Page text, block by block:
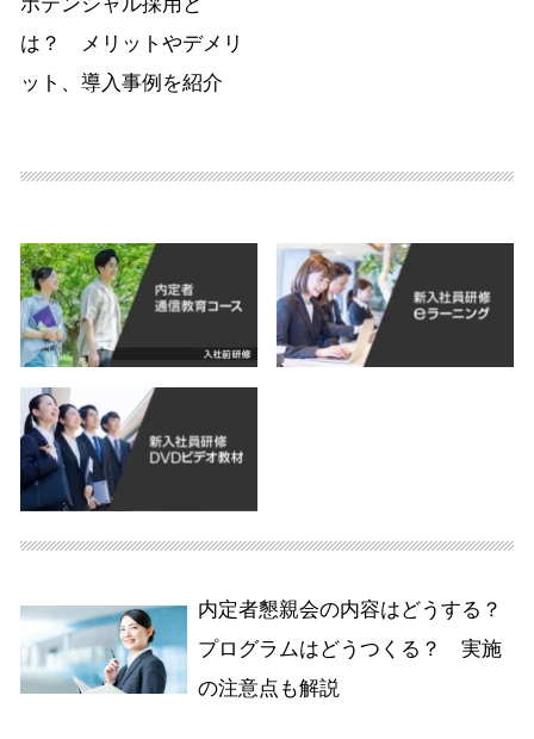
ポテンシャル採用と
は？ メリットやデメリ
ット、導入事例を紹介
内定者懇親会の内容はどうする？
プログラムはどうつくる？ 実施
の注意点も解説